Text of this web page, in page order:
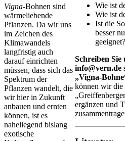
Vigna-Bohnen sind
wärmeliebende
Pflanzen. Da wir uns
im Zeichen des
Klimawandels
langfristig auch
darauf einrichten
müssen, dass sich das
Spektrum der
Pflanzen wandelt, die
wir hier in Zukunft
anbauen und ernten
können, ist es
naheliegend bislang
exotische
Wie ist
Wie ist
Ist die
besser
geeignet?
Schreiben
info@vern.de
„Vigna-
können wir die
ergänzen und